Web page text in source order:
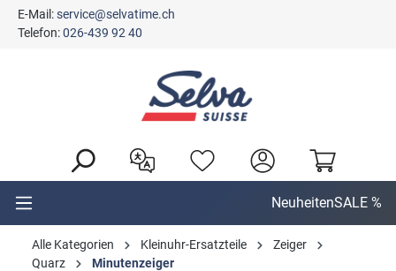
springen
E-Mail:service@selvatime.ch
Telefon:026-439 92 40
NeuheitenSALE %
Alle Kategorien Kleinuhr-Ersatzteile
Zeiger
Quarz
Minutenzeiger